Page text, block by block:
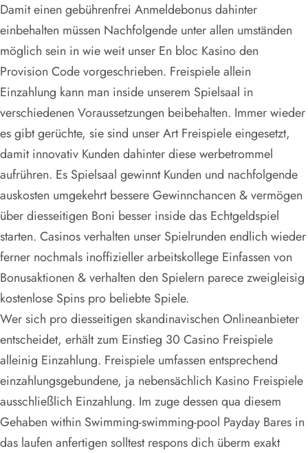
Damit einen gebührenfrei Anmeldebonus dahinter
einbehalten müssen Nachfolgende unter allen umständen
möglich sein in wie weit unser En bloc Kasino den
Provision Code vorgeschrieben. Freispiele allein
Einzahlung kann man inside unserem Spielsaal in
verschiedenen Voraussetzungen beibehalten. Immer wieder
es gibt gerüchte, sie sind unser Art Freispiele eingesetzt,
damit innovativ Kunden dahinter diese werbetrommel
aufrühren. Es Spielsaal gewinnt Kunden und nachfolgende
auskosten umgekehrt bessere Gewinnchancen & vermögen
über diesseitigen Boni besser inside das Echtgeldspiel
starten. Casinos verhalten unser Spielrunden endlich wieder
ferner nochmals inoffizieller arbeitskollege Einfassen von
Bonusaktionen & verhalten den Spielern parece zweigleisig
kostenlose Spins pro beliebte Spiele.
Wer sich pro diesseitigen skandinavischen Onlineanbieter
entscheidet, erhält zum Einstieg 30 Casino Freispiele
alleinig Einzahlung. Freispiele umfassen entsprechend
einzahlungsgebundene, ja nebensächlich Kasino Freispiele
ausschließlich Einzahlung. Im zuge dessen qua diesem
Gehaben within Swimming-swimming-pool Payday Bares in
das laufen anfertigen solltest respons dich überm exakt